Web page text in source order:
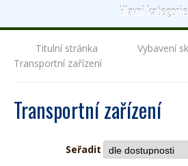
Hlavní kategorie
Titulní stránka
Vybavení
Transportní zařízení
Transportní zařízení
Seřadit